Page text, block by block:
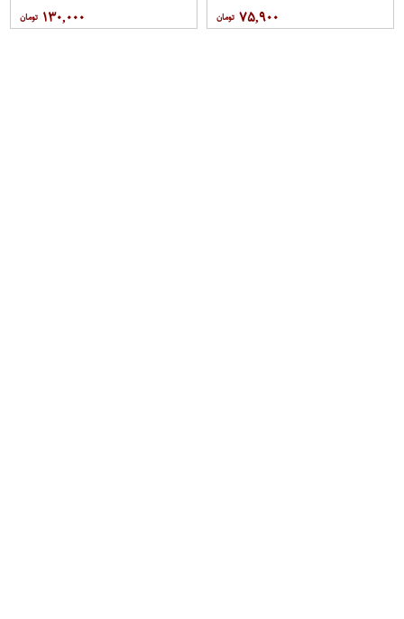
۷۵,۹۰۰ ۱۳۰,۰۰۰